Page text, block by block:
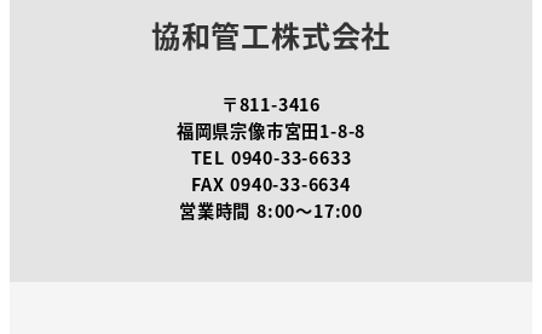
協和管工株式会社
〒811-3416
福岡県宗像市宮田1-8-8
TEL 0940-33-6633
FAX0940-33-6634
営業時間 8:00～17:00